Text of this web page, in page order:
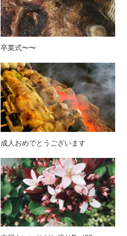
卒業式〜〜
成人おめでとうございます